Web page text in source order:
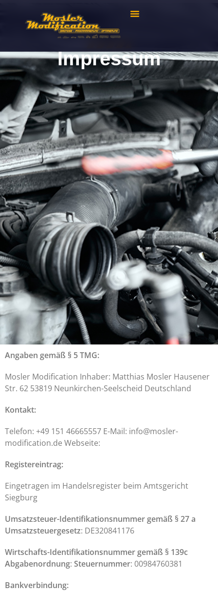
Impressum
Angaben gemäß § 5 TMG:
Mosler Modification Inhaber: Matthias Mosler Hausener
Str. 62 53819 Neunkirchen-Seelscheid Deutschland
Kontakt:
Telefon: +49 151 46665557 E-Mail: info@mosler-
modification.de Webseite:
Registereintrag:
Eingetragen im Handelsregister beim Amtsgericht
Siegburg
Umsatzsteuer-Identifikationsnummer gemäß § 27 a
Umsatzsteuergesetz: DE320841176
Wirtschafts-Identifikationsnummer gemäß § 139c
Abgabenordnung: Steuernummer: 00984760381
Bankverbindung: